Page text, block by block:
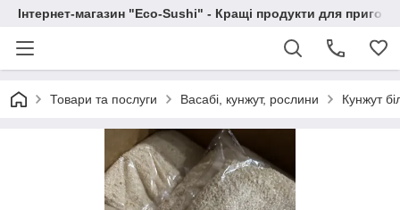
Інтернет-магазин "Eco-Sushi" - Кращі продукти для
Товари та послуги Васабі, кунжут, рослини Кунжут